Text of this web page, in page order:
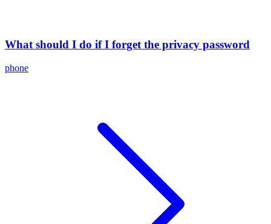
What should I do if I forget the privacy password
phone